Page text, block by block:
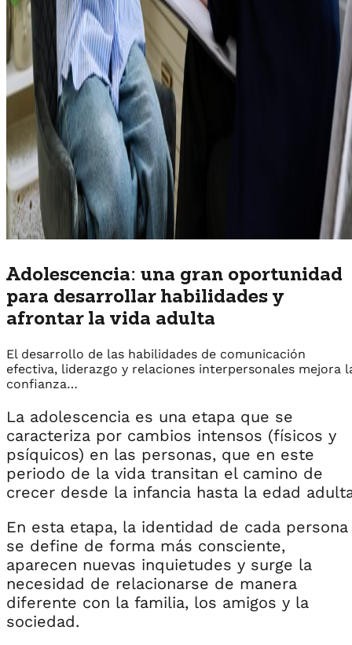
Adolescencia: una gran oportunidad
para desarrollar habilidades y
afrontar la vida adulta
El desarrollo de las habilidades de comunicación
efectiva, liderazgo y relaciones interpersonales mejora
confianza…
La adolescencia es una etapa que se
caracteriza por cambios intensos (físicos y
psíquicos) en las personas, que en este
periodo de la vida transitan el camino de
crecer desde la infancia hasta la edad
En esta etapa, la identidad de cada persona
se define de forma más consciente,
aparecen nuevas inquietudes y surge la
necesidad de relacionarse de manera
diferente con la familia, los amigos y la
sociedad.